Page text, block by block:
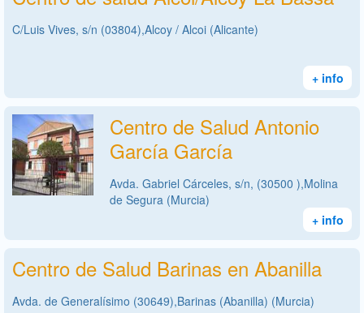
C/Luis Vives, s/n (03804),Alcoy / Alcoi (Alicante)
+ info
Centro de Salud Antonio
García García
Avda. Gabriel Cárceles, s/n, (30500 ),Molina
de Segura (Murcia)
+ info
Centro de Salud Barinas en Abanilla
Avda. de Generalísimo (30649),Barinas (Abanilla) (Murcia)